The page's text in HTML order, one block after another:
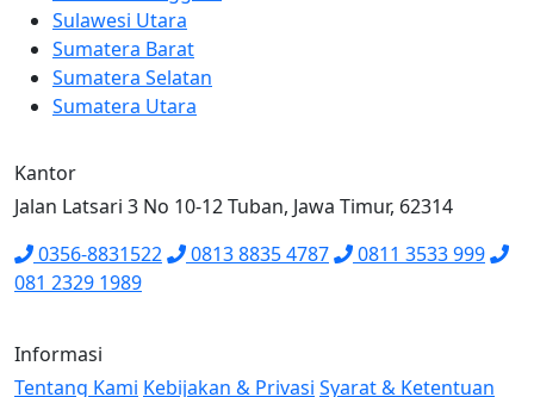
Sulawesi Utara
Sumatera Barat
Sumatera Selatan
Sumatera Utara
Kantor
Jalan Latsari 3 No 10-12 Tuban, Jawa Timur, 62314
0356-8831522
0813 8835 4787
0811 3533 999
081 2329 1989
Informasi
Tentang Kami Kebijakan & Privasi Syarat & Ketentuan